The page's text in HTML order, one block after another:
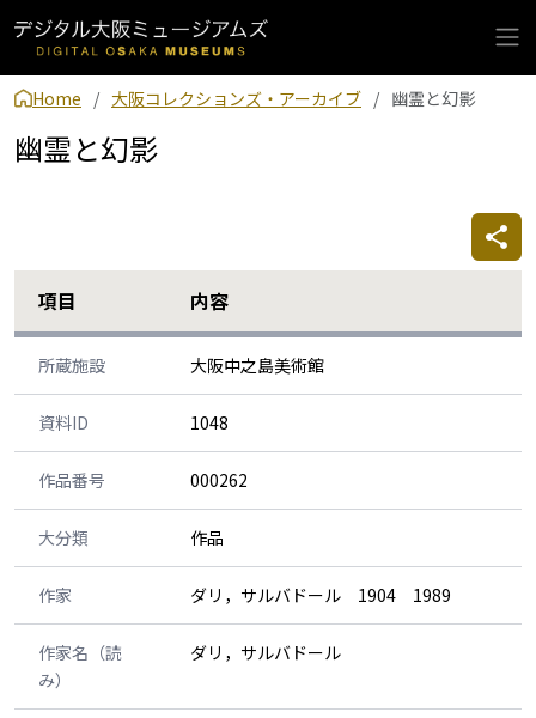
Home 大阪コレクションズ・アーカイブ 幽霊と幻影
幽霊と幻影
項目 内容
所蔵施設 大阪中之島美術館
資料ID 1048
作品番号 000262
大分類 作品
作家 ダリ，サルバドール 1904 1989
作家名（読
み）
ダリ，サルバドール